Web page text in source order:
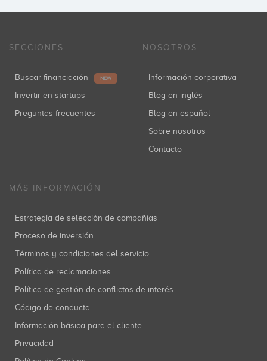
SECCIONES
Buscar financiación NEW
Invertir en startups
Preguntas frecuentes
NOSOTROS
Información corporativa
Blog en inglés
Blog en español
Sobre nosotros
Contacto
MÁS INFORMACIÓN
Estrategia de selección de compañías
Proceso de inversión
Términos y condiciones del servicio
Política de reclamaciones
Política de gestión de conflictos de interés
Código de conducta
Información básica para el cliente
Privacidad